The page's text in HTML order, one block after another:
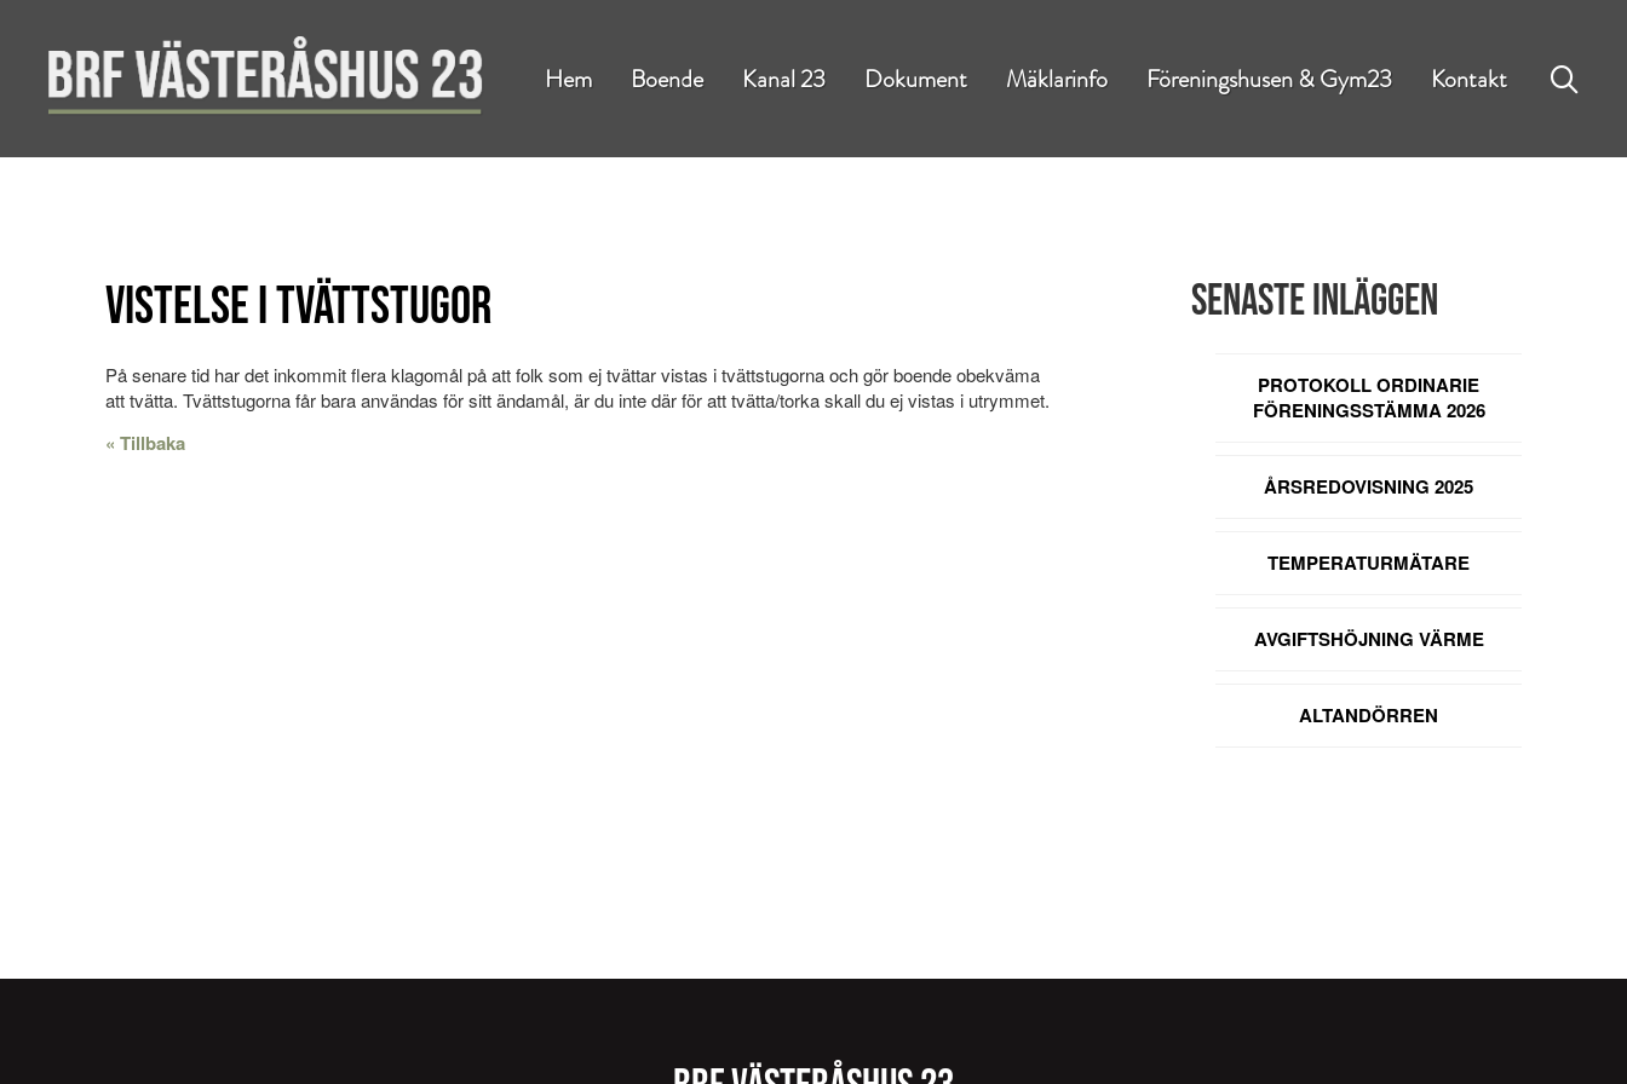
Hem Boende Kanal 23 Dokument Mäklarinfo Föreningshusen & Gym23 Kontakt
Vistelse i tvättstugor
På senare tid har det inkommit flera klagomål på att folk som ej tvättar vistas i tvättstugorna och gör boende obekväma
att tvätta. Tvättstugorna får bara användas för sitt ändamål, är du inte där för att tvätta/torka skall du ej vistas i utrymmet.
« Tillbaka
Senaste inläggen
PROTOKOLL ORDINARIE
FÖRENINGSSTÄMMA 2026
ÅRSREDOVISNING 2025
TEMPERATURMÄTARE
AVGIFTSHÖJNING VÄRME
ALTANDÖRREN